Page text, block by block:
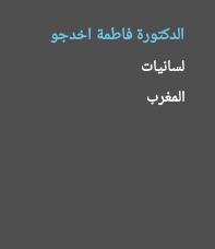
الدكتورة فاطمة اخدجو
لسانيات
المغرب